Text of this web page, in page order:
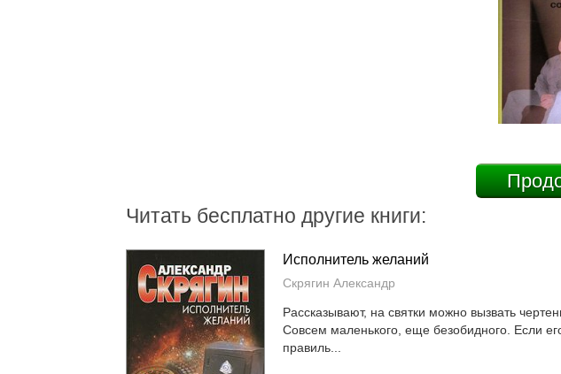
Читать бесплатно другие книги:
Исполнитель желаний
Скрягин Александр
Рассказывают, на святки можно вызвать
Совсем маленького, еще безобидного. Если
правиль...